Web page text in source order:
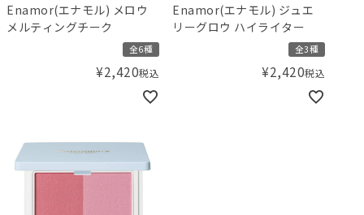
Enamor(エナモル) メロウ
メルティングチーク
全6種
¥2,420税込
Enamor(エナモル) ジュエ
リーグロウ ハイライター
全3種
¥2,420税込